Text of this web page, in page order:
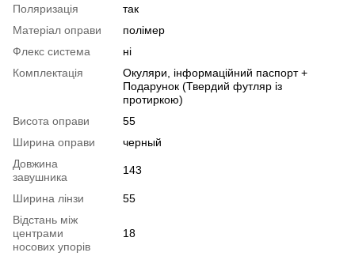
Поляризація
так
Матеріал оправи
полімер
Флекс система
ні
Комплектація
Окуляри, інформаційний паспорт +
Подарунок (Твердий футляр із
протиркою)
Висота оправи
55
Ширина оправи
черный
Довжина
завушника
143
Ширина лінзи
55
Відстань між
центрами
носових упорів
18